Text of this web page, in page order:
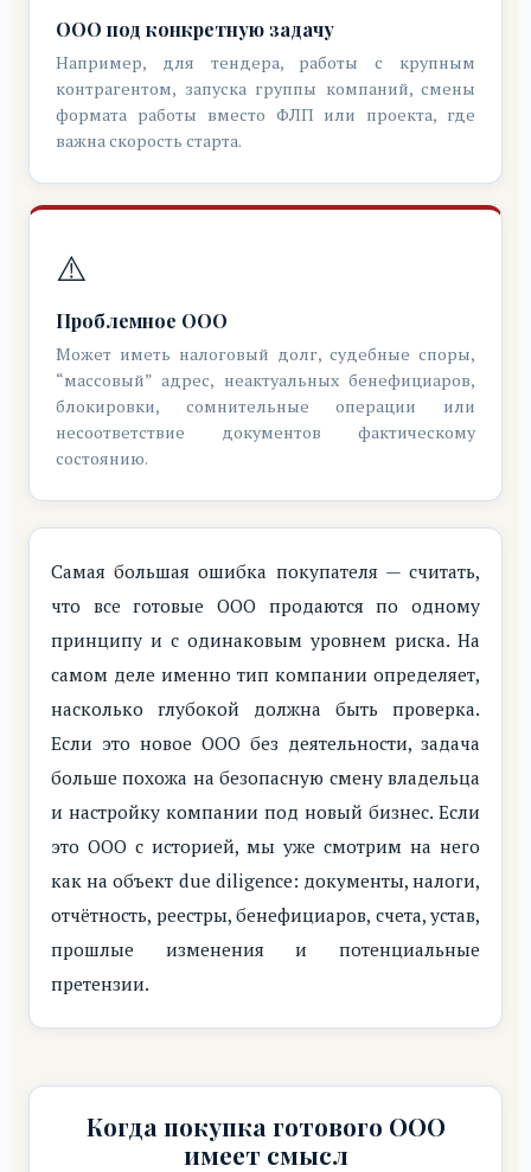
ООО под конкретную задачу
Например, для тендера, работы с крупным
контрагентом, запуска группы компаний, смены
формата работы вместо ФЛП или проекта, где
важна скорость старта.
⚠️
Проблемное ООО
Может иметь налоговый долг, судебные споры,
“массовый” адрес, неактуальных бенефициаров,
блокировки, сомнительные операции или
несоответствие документов фактическому
состоянию.
Самая большая ошибка покупателя — считать,
что все готовые ООО продаются по одному
принципу и с одинаковым уровнем риска. На
самом деле именно тип компании определяет,
насколько глубокой должна быть проверка.
Если это новое ООО без деятельности, задача
больше похожа на безопасную смену владельца
и настройку компании под новый бизнес. Если
это ООО с историей, мы уже смотрим на него
как на объект due diligence: документы, налоги,
отчётность, реестры, бенефициаров, счета, устав,
прошлые изменения и потенциальные
претензии.
Когда покупка готового ООО
имеет смысл